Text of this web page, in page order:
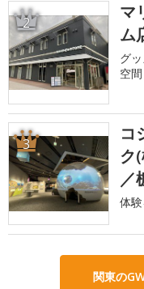
2
マ
ム
グ
空間
3
コ
ク
／
体
関東の